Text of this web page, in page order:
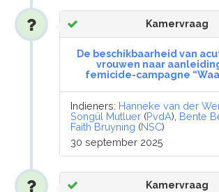
Kamervraag
De beschikbaarheid van
vrouwen naar
femicide-campagne
Indieners: Hanneke van der
Songül Mutluer (PvdA), Bente
Faith Bruyning (NSC)
30 september 2025
Kamervraag